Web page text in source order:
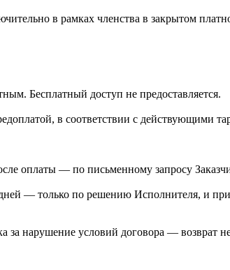
в рамках членства в закрытом
Бесплатный доступ не предоставляется.
в соответствии с действующими
оплаты — по письменному запросу
— только по решению Исполнителя, и
за нарушение условий договора — возврат